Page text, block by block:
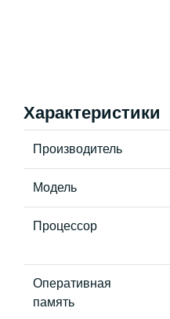
Характеристики
Производитель
Модель
Процессор
Оперативная
память